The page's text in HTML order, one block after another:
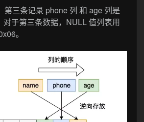
第三条记录 phone 列 和 age 列是
对于第三条数据，NULL 值列表用
。